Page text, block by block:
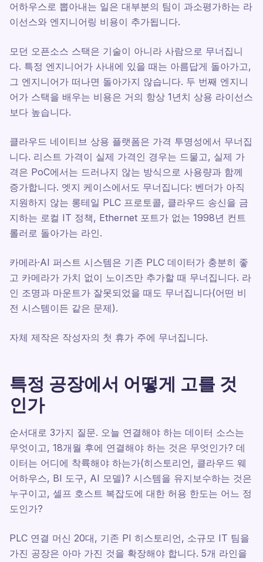
어하우스로 뽑아내는 일은 대부분의 팀이 과소평가하는 라
이선스와 엔지니어링 비용이 추가됩니다.
모던 오픈소스 스택은 기술이 아니라 사람으로 무너집니
다. 특정 엔지니어가 사내에 있을 때는 아름답게 돌아가고,
그 엔지니어가 떠나면 돌아가지 않습니다. 두 번째 엔지니
어가 스택을 배우는 비용은 거의 항상 1년치 상용 라이선스
보다 높습니다.
클라우드 네이티브 상용 플랫폼은 가격 투명성에서 무너집
니다. 리스트 가격이 실제 가격인 경우는 드물고, 실제 가
격은 PoC에서는 드러나지 않는 방식으로 사용량과 함께
증가합니다. 엣지 케이스에서도 무너집니다: 벤더가 아직
지원하지 않는 롱테일 PLC 프로토콜, 클라우드 송신을 금
지하는 로컬 IT 정책, Ethernet 포트가 없는 1998년 컨트
롤러로 돌아가는 라인.
카메라·AI 퍼스트 시스템은 기존 PLC 데이터가 충분히 좋
고 카메라가 가치 없이 노이즈만 추가할 때 무너집니다. 라
인 조명과 마운트가 잘못되었을 때도 무너집니다(어떤 비
전 시스템이든 같은 문제).
자체 제작은 작성자의 첫 휴가 주에 무너집니다.
특정 공장에서 어떻게 고를 것
인가
순서대로 3가지 질문. 오늘 연결해야 하는 데이터 소스는
무엇이고, 18개월 후에 연결해야 하는 것은 무엇인가? 데
이터는 어디에 착륙해야 하는가(히스토리언, 클라우드 웨
어하우스, BI 도구, AI 모델)? 시스템을 유지보수하는 것은
누구이고, 셀프 호스트 복잡도에 대한 허용 한도는 어느 정
도인가?
PLC 연결 머신 20대, 기존 PI 히스토리언, 소규모 IT 팀을
가진 공장은 아마 가진 것을 확장해야 합니다. 5개 라인을